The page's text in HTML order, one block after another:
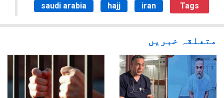
saudi arabia
hajj iran Tags
متعلقہ خبریں